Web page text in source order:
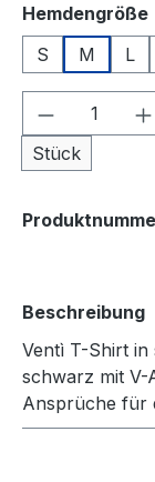
Hemdengröße
S
M L
Produkt
Stück
Beschreibung
Ventì T-Shirt
schwarz mit
Ansprüche für